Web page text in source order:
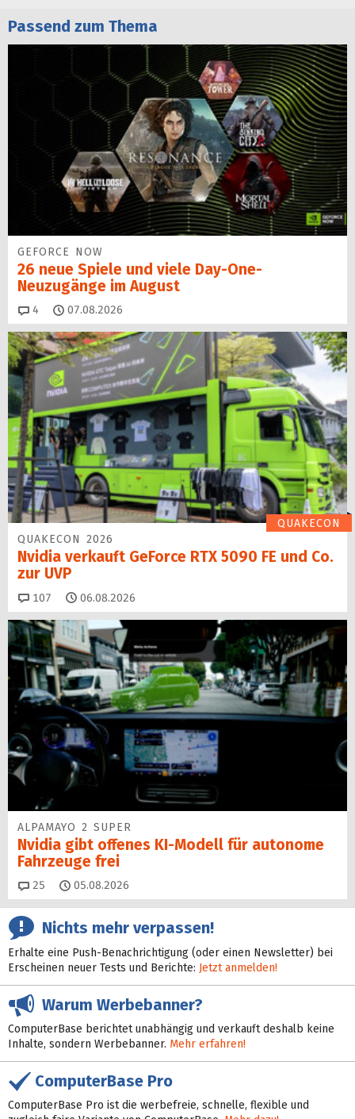
Passend zum Thema
GEFORCE NOW
26 neue Spiele und viele Day-One-
Neuzugänge im August
4 Kommentare
07.08.2026
QUAKECON
QUAKECON 2026
Nvidia verkauft GeForce RTX 5090 FE und Co.
zur UVP
107 Kommentare
06.08.2026
ALPAMAYO 2 SUPER
Nvidia gibt offenes KI-Modell für autonome
Fahrzeuge frei
25 Kommentare
05.08.2026
Nichts mehr verpassen!
Erhalte eine Push-Benachrichtigung (oder einen Newsletter) bei
Erscheinen neuer Tests und Berichte: Jetzt anmelden!
Warum Werbebanner?
ComputerBase berichtet unabhängig und verkauft deshalb keine
Inhalte, sondern Werbebanner. Mehr erfahren!
ComputerBase Pro
ComputerBase Pro ist die werbefreie, schnelle, flexible und